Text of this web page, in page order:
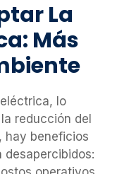
La
Más
lo
reducción del
hay beneficios
desapercibidos: